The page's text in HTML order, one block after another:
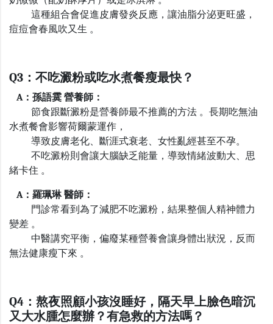
這種組合會促進皮膚發炎反應，讓油脂分泌更旺盛，
痘痘會春風吹又生 。
Q3 ：不吃澱粉或吃水煮餐瘦最快？
A ：孫語霙 營養師：
節食跟斷澱粉是營養師最不推薦的方法 。長期吃無油
水煮餐會影響荷爾蒙運作，
導致皮膚老化、斷涯式衰老、女性亂經甚至不孕。
不吃澱粉則會讓大腦缺乏能量，導致情緒波動大、思
緒卡住 。
A ：羅珮琳 醫師：
門診常看到為了減肥不吃澱粉，結果整個人精神體力
變差 。
中醫講究平衡，偏廢某種營養會讓身體出狀況，反而
無法健康瘦下來 。
Q4 ：熬夜照顧小孩沒睡好，隔天早上臉色暗沉
又大水腫怎麼辦？有急救的方法嗎？